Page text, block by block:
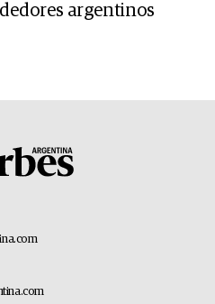
argentinos